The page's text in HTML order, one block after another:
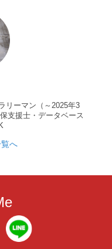
リーマン（～2025年3
支援士・データベース
へ